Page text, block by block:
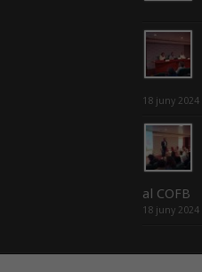
18 juny 2024
al COFB
18 juny 2024